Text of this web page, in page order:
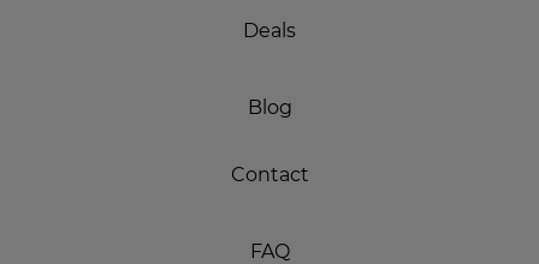
Deals
Blog
Contact
FAQ